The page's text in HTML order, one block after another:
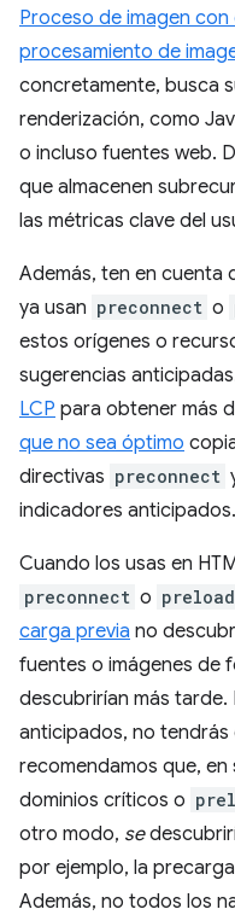
Proceso de imagen
procesamiento de
concretamente, busca
renderización, como
o incluso fuentes web.
que almacenen
las métricas clave del
Además, ten en cuenta
ya usan preconnect o
estos orígenes o
sugerencias
LCP para obtener más
que no sea óptimo
directivas preconnect
indicadores anticipados.
Cuando los usas en
preconnect o preload
carga previa no
fuentes o imágenes de
descubrirían más tarde.
anticipados, no
recomendamos que, en
dominios críticos o
otro modo, se
por ejemplo, la
Además, no todos los